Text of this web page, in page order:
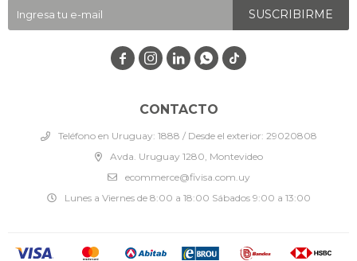
CONTACTO
Teléfono en Uruguay: 1888 / Desde el exterior: 29020808
Avda. Uruguay 1280, Montevideo
ecommerce@fivisa.com.uy
Lunes a Viernes de 8:00 a 18:00 Sábados 9:00 a 13:00
SUSCRIBIRME
   